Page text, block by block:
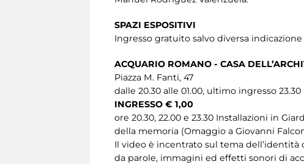
SPAZI ESPOSITIVI
Ingresso gratuito salvo diversa indicazione
ACQUARIO ROMANO - CASA
Piazza M. Fanti, 47
dalle 20.30 alle 01.00, ultimo ingresso 23.30
INGRESSO € 1,00
ore 20.30, 22.00 e 23.30 Installazioni in
della memoria (Omaggio a Giovanni
Il video è incentrato sul tema
da parole, immagini ed effetti sonori di